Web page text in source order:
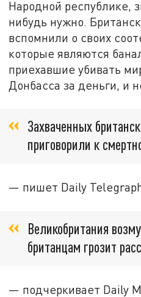
Народной республике,
нибудь нужно.
вспомнили о своих
которые являются
приехавшие убивать
Донбасса за деньги, и
Захваченных
приговорили к
— пишет Daily
Великобритания
британцам грозит
— подчеркивает Daily